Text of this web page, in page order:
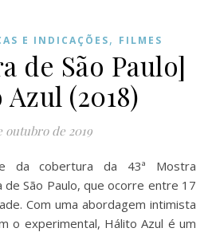
E INDICAÇÕES, FILMES
de São Paulo]
(2018)
outubro de 2019
de São Paulo, que ocorre entre 17
Com uma abordagem intimista
o experimental, Hálito Azul é um